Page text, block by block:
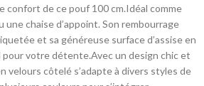
confort de ce pouf 100 cm.Idéal comme
chaise d’appoint. Son rembourrage
et sa généreuse surface d’assise en
votre détente.Avec un design chic et
velours côtelé s’adapte à divers styles de